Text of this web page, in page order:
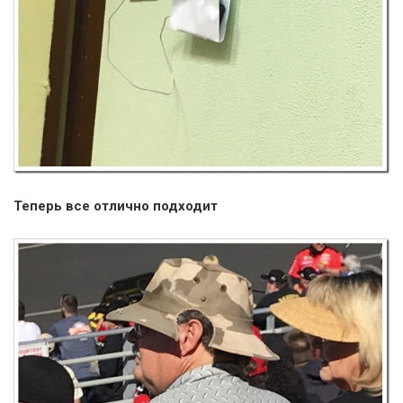
Теперь все отлично подходит